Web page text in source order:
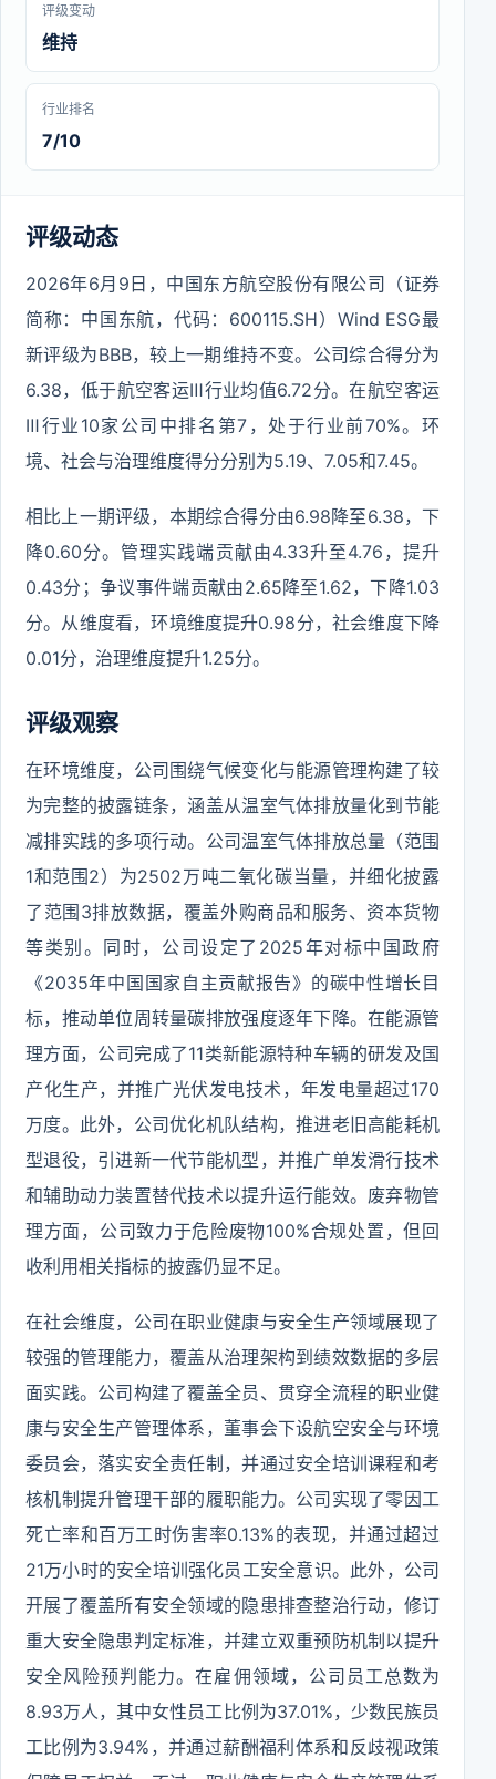
评级变动
维持
行业排名
7/10
评级动态
2026年6月9日，中国东方航空股份有限公司（证券
简称：中国东航，代码：600115.SH）Wind ESG最
新评级为BBB，较上一期维持不变。公司综合得分为
6.38，低于航空客运Ⅲ行业均值6.72分。在航空客运
Ⅲ行业10家公司中排名第7，处于行业前70%。环
境、社会与治理维度得分分别为5.19、7.05和7.45。
相比上一期评级，本期综合得分由6.98降至6.38，下
降0.60分。管理实践端贡献由4.33升至4.76，提升
0.43分；争议事件端贡献由2.65降至1.62，下降1.03
分。从维度看，环境维度提升0.98分，社会维度下降
0.01分，治理维度提升1.25分。
评级观察
在环境维度，公司围绕气候变化与能源管理构建了较
为完整的披露链条，涵盖从温室气体排放量化到节能
减排实践的多项行动。公司温室气体排放总量（范围
1和范围2）为2502万吨二氧化碳当量，并细化披露
了范围3排放数据，覆盖外购商品和服务、资本货物
等类别。同时，公司设定了2025年对标中国政府
《2035年中国国家自主贡献报告》的碳中性增长目
标，推动单位周转量碳排放强度逐年下降。在能源管
理方面，公司完成了11类新能源特种车辆的研发及国
产化生产，并推广光伏发电技术，年发电量超过170
万度。此外，公司优化机队结构，推进老旧高能耗机
型退役，引进新一代节能机型，并推广单发滑行技术
和辅助动力装置替代技术以提升运行能效。废弃物管
理方面，公司致力于危险废物100%合规处置，但回
收利用相关指标的披露仍显不足。
在社会维度，公司在职业健康与安全生产领域展现了
较强的管理能力，覆盖从治理架构到绩效数据的多层
面实践。公司构建了覆盖全员、贯穿全流程的职业健
康与安全生产管理体系，董事会下设航空安全与环境
委员会，落实安全责任制，并通过安全培训课程和考
核机制提升管理干部的履职能力。公司实现了零因工
死亡率和百万工时伤害率0.13%的表现，并通过超过
21万小时的安全培训强化员工安全意识。此外，公司
开展了覆盖所有安全领域的隐患排查整治行动，修订
重大安全隐患判定标准，并建立双重预防机制以提升
安全风险预判能力。在雇佣领域，公司员工总数为
8.93万人，其中女性员工比例为37.01%，少数民族员
工比例为3.94%，并通过薪酬福利体系和反歧视政策